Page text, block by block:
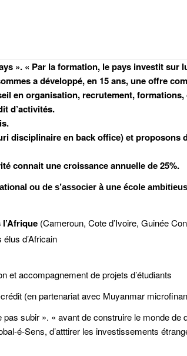
». « Par la formation, le pays investit sur
a développé, en 15 ans, une offre
en organisation, recrutement, formations,
d’activités.
disciplinaire en back office) et proposons
connait une croissance annuelle de 25%.
ou de s’associer à une école
(Cameroun, Cote d’Ivoire, Guinée
d’Africain
et accompagnement de projets d’étudiants
(en partenariat avec Muyanmar
subir ». « avant de construire le monde de
é-Sens, d’atttirer les investissements